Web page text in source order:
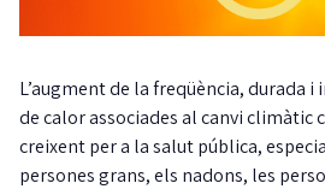
L’augment de la freqüència, durada
de calor associades al canvi climàtic
creixent per a la salut pública,
persones grans, els nadons, les